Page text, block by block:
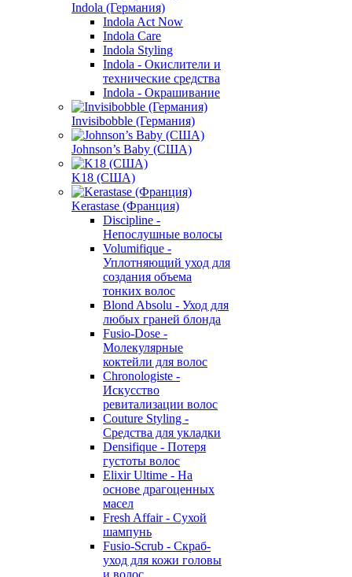
Indola (Германия)
Indola Act Now
Indola Care
Indola Styling
Indola - Окислители и
технические средства
Indola - Окрашивание
Invisibobble (Германия)
Johnson’s Baby (США)
K18 (США)
Kerastase (Франция)
Discipline -
Непослушные волосы
Volumifique -
Уплотняющий уход для
создания объема
тонких волос
Blond Absolu - Уход для
любых граней блонда
Fusio-Dose -
Молекулярные
коктейли для волос
Chronologiste -
Искусство
ревитализации волос
Couture Styling -
Средства для укладки
Densifique - Потеря
густоты волос
Elixir Ultime - На
основе драгоценных
масел
Fresh Affair - Сухой
шампунь
Fusio-Scrub - Скраб-
уход для кожи головы
и волос